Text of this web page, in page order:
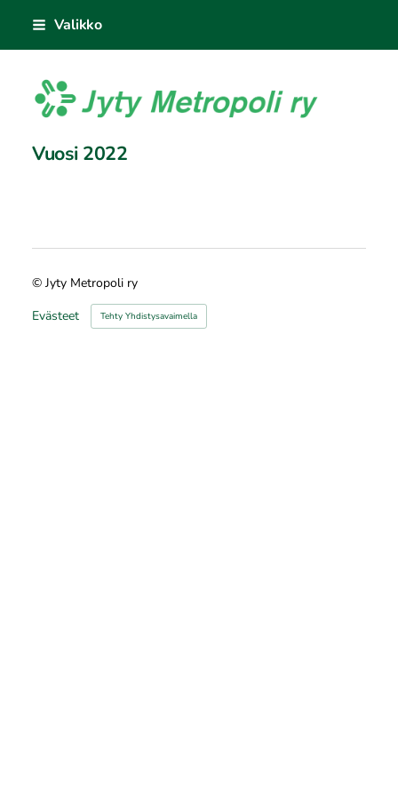
sisältöön
Valikko
Jyty Metropoli ry
Vuosi 2022
© Jyty Metropoli ry
Evästeet
Tehty Yhdistysavaimella